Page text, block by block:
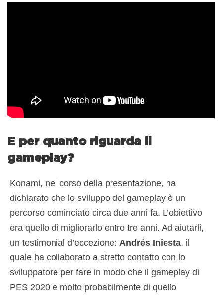
E per quanto riguarda il
gameplay?
Konami, nel corso della presentazione, ha
dichiarato che lo sviluppo del gameplay è un
percorso cominciato circa due anni fa. L’obiettivo
era quello di migliorarlo entro tre anni. Ad aiutarli,
un testimonial d’eccezione: Andrés Iniesta, il
quale ha collaborato a stretto contatto con lo
sviluppatore per fare in modo che il gameplay di
PES 2020 e molto probabilmente di quello